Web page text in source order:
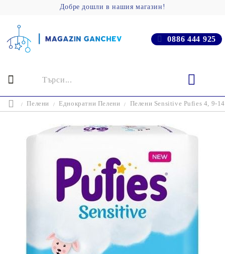
Добре дошли в нашия магазин!
0886 444 925
Пелени Еднократни Пелени Пелени Sensitive Pufies 4, 9-